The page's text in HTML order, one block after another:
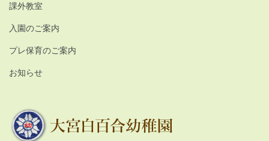
課外教室
入園のご案内
プレ保育のご案内
お知らせ